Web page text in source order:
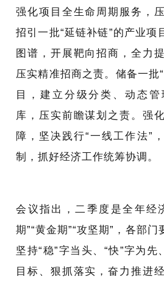
强化项目全生命周期服务，
招引一批“延链补链”的产业项
图谱， 开展靶向招商，全力
压实精准招商之责。储备一批
目，建立分级分类、动态
库，压实前瞻谋划之责。强
障，坚决践行“一线工作法”
制，抓好经济工作统筹协调。
会议指出，二季度是全年经
期”“黄金期”“攻坚期”， 各部门
坚持“稳”字当头、“快”字为先
目标、狠抓落实，奋力推进